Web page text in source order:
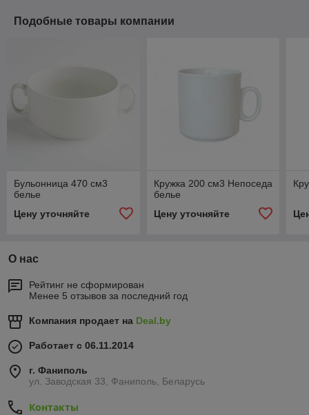
Подобные товары компании
Бульонница 470 см3
белье
Цену уточняйте
Кружка 200 см3 Непоседа
белье
Цену уточняйте
О нас
Рейтинг не сформирован
Менее 5 отзывов за последний год
Компания продает на Deal.by
Работает с 06.11.2014
г. Фаниполь
ул. Заводская 33, Фаниполь, Беларусь
Контакты